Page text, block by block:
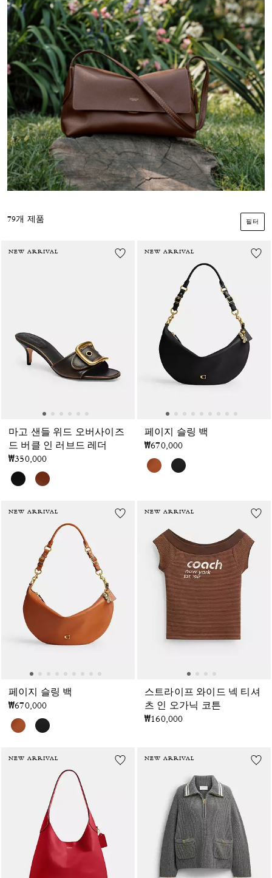
79개 제품 필터
NEW ARRIVAL
마고 샌들 위드 오버사이즈
드 버클 인 러브드 레더
₩350,000
NEW ARRIVAL
페이지 슬링 백
₩670,000
NEW ARRIVAL
페이지 슬링 백
₩670,000
NEW ARRIVAL
스트라이프 와이드 넥 티셔
츠 인 오가닉 코튼
₩160,000
NEW ARRIVAL NEW ARRIVAL